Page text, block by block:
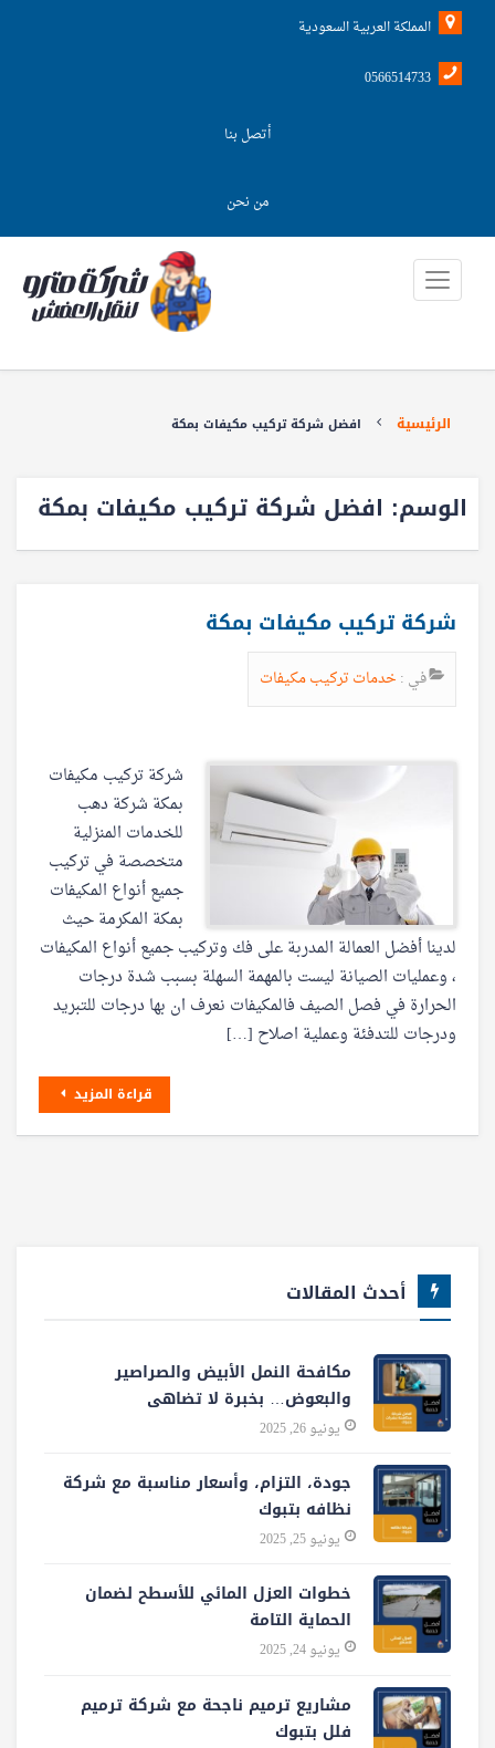
المملكة العربية السعودية
0566514733
أتصل بنا
من نحن
الرئيسية افضل شركة تركيب مكيفات بمكة
الوسم: افضل شركة تركيب مكيفات بمكة
شركة تركيب مكيفات بمكة
في : خدمات تركيب مكيفات
شركة تركيب مكيفات
بمكة شركة دهب
للخدمات المنزلية
متخصصة في تركيب
جميع أنواع المكيفات
بمكة المكرمة حيث
لدينا أفضل العمالة المدربة على فك وتركيب جميع أنواع المكيفات
، وعمليات الصيانة ليست بالمهمة السهلة بسبب شدة درجات
الحرارة في فصل الصيف فالمكيفات نعرف ان بها درجات للتبريد
ودرجات للتدفئة وعملية اصلاح […]
قراءة المزيد
أحدث المقالات
مكافحة النمل الأبيض والصراصير
والبعوض… بخبرة لا تضاهى
يونيو 26, 2025
جودة، التزام، وأسعار مناسبة مع شركة
نظافه بتبوك
يونيو 25, 2025
خطوات العزل المائي للأسطح لضمان
الحماية التامة
يونيو 24, 2025
مشاريع ترميم ناجحة مع شركة ترميم
فلل بتبوك